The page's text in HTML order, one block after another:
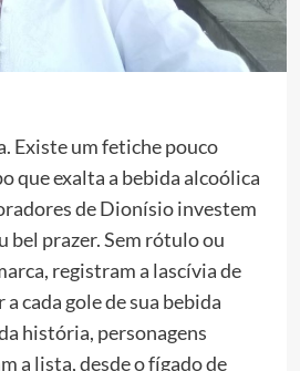
Existe um fetiche pouco
que exalta a bebida alcoólica
de Dionísio investem
bel prazer. Sem rótulo ou
registram a lascívia de
cada gole de sua bebida
história, personagens
a lista, desde o fígado de